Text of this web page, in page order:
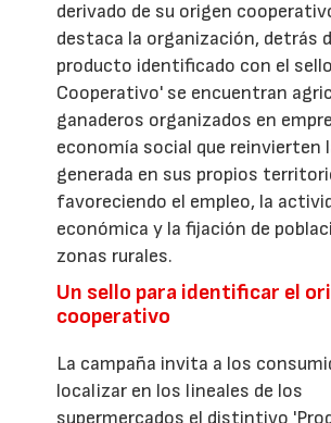
derivado de su origen
destaca la organización, detrás
producto identificado con el
Cooperativo' se encuentran
ganaderos organizados en
economía social que reinvierten
generada en sus propios
favoreciendo el empleo, la
económica y la fijación de
zonas rurales.
Un sello para identificar el
cooperativo
La campaña invita a los
localizar en los lineales de los
supermercados el distintivo